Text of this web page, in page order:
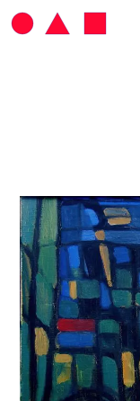
VOL. 3 :